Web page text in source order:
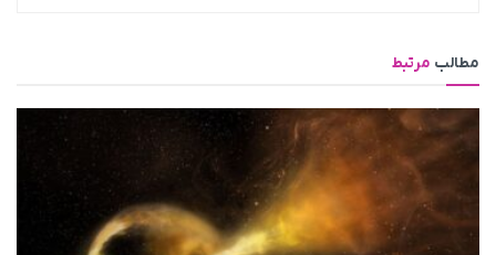
مطالب مرتبط